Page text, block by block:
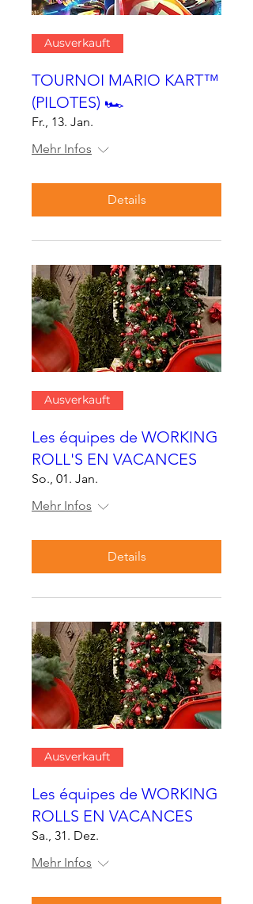
Ausverkauft
TOURNOI MARIO KART™
(PILOTES) 🏎
Fr., 13. Jan.
Mehr Infos
Details
Ausverkauft
Les équipes de WORKING
ROLL'S EN VACANCES
So., 01. Jan.
Mehr Infos
Details
Ausverkauft
Les équipes de WORKING
ROLLS EN VACANCES
Sa., 31. Dez.
Mehr Infos